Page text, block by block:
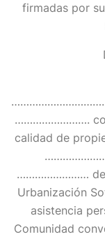
firmadas por
…………………….
calidad de
…………………… de
Urbanización
asistencia
Comunidad